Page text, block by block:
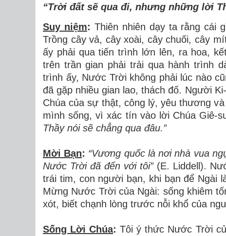
“Trời đất sẽ qua đi, nhưng những lời
Suy niệm: Thiên nhiên dạy ta rằng cái g
Trồng cây vả, cây xoài, cây chuối, cây mí
ấy phải qua tiến trình l ớn l ên, ra hoa, kế
trên trần gian phải trải qua hành trình d
trình ấy, Nước Trời không phải l úc nào cũ
đã gặp nhiều gian lao, tháchđố. Người
Chúa của sự thật, công l ý, yêu thương và
mình sống, vì xác tín vào l ời Chúa Giê-
Thầy nói sẽ chẳng qua đâu.”
Mời Bạn: “Vương quốc lànơi nhà vua ng
Nước Trờiđã đến với tôi” (E. Liddell). N
trái tim, con người bạn, khi bạnđể Ngài l
Mừng Nước Trời của Ngài: sống khiêm tố
xót, biết chạnh l òng trước nỗi khổ của ng
Sống Lời Chúa: Tôi ý thức Nước Trời củ